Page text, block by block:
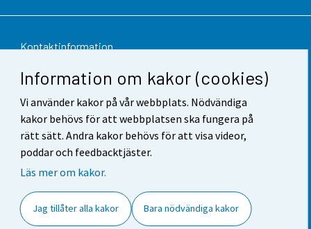
Information om kakor (cookies)
Vi använder kakor på vår webbplats. Nödvändiga
kakor behövs för att webbplatsen ska fungera på
rätt sätt. Andra kakor behövs för att visa videor,
poddar och feedbacktjäster.
Läs mer om kakor.
Jag tillåter alla kakor Bara nödvändiga kakor
Kontaktinformation
Respons
Användarvillkor
Dataskydd
Tillgänglighet
Cookie-inställningar